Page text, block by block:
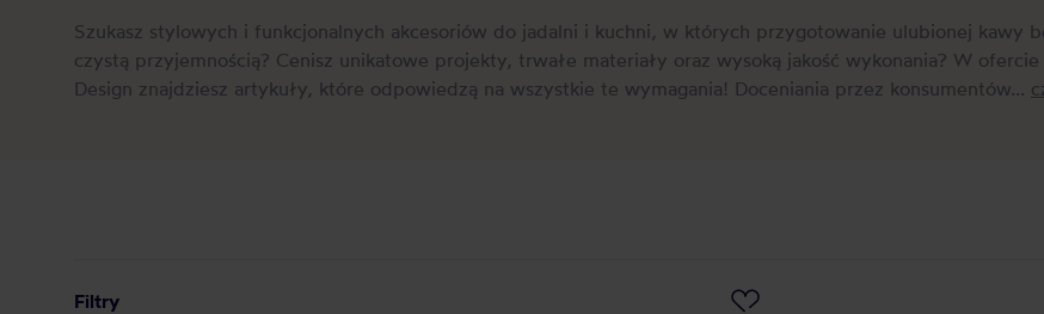
Szukasz stylowych i funkcjonalnych akcesoriów do jadalni i kuchni, w których przygotowanie ulubionej kawy
czystą przyjemnością? Cenisz unikatowe projekty, trwałe materiały oraz wysoką jakość wykonania? W ofercie
Design znajdziesz artykuły, które odpowiedzą na wszystkie te wymagania! Doceniania przez konsumentów...
Filtry